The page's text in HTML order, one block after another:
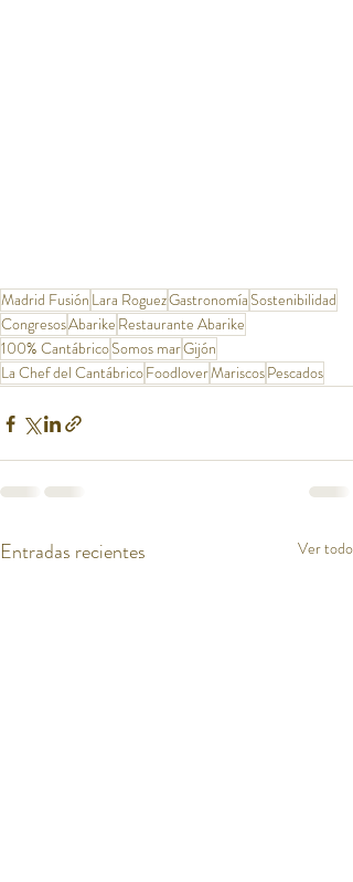
Madrid Fusión Lara RoguezGastronomía Sostenibilidad
CongresosAbarike Restaurante Abarike
100% CantábricoSomos marGijón
La Chef del CantábricoFoodloverMariscosPescados
Entradas recientes Ver todo